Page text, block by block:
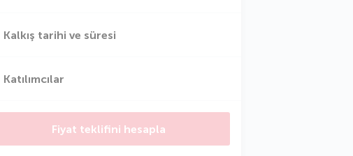
Kalkış tarihi ve süresi
Katılımcılar
Fiyat teklifini hesapla